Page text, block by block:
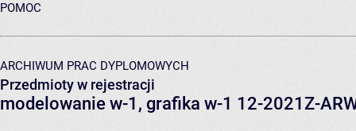
POMOC
ARCHIWUM PRAC DYPLOMOWYCH
Przedmioty w rejestracji
modelowanie w-1, grafika w-1 12-2021Z-